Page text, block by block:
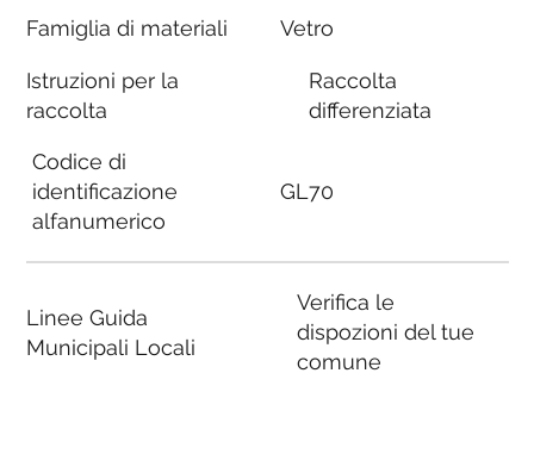
Famiglia di materiali
Istruzioni per la
raccolta
Codice di
identificazione
alfanumerico
Linee Guida
Municipali Locali
Vetro
Raccolta
differenziata
GL70
Verifica le
dispozioni del tue
comune